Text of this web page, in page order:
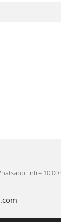
intre 10:00